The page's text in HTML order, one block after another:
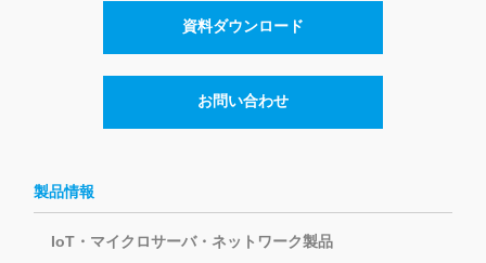
資料ダウンロード
お問い合わせ
製品情報
IoT・マイクロサーバ・ネットワーク製品